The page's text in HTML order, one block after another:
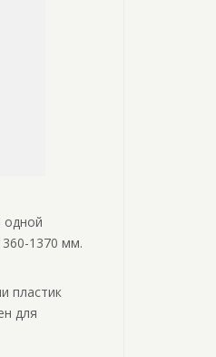
одной
1370 мм.
пластик
для